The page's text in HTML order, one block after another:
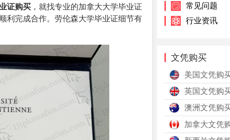
证购买 ，就找专业的加拿大大学毕业证
利完成合作。劳伦森大学毕业证细节有
常见问题
行业资讯
文凭购买
美国文凭购
英国文凭购
澳洲文凭购
加拿大文凭